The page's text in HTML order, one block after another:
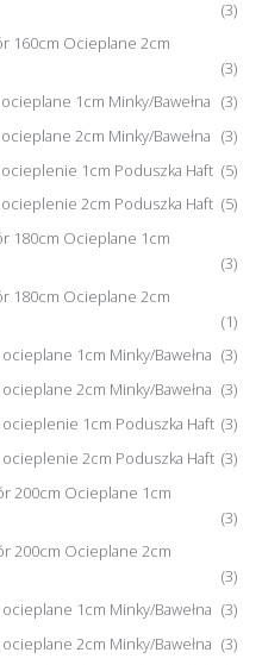
(3)
160cm Ocieplane 2cm
(3)
1cm Minky/Bawełna (3)
2cm Minky/Bawełna (3)
1cm Poduszka Haft (5)
2cm Poduszka Haft (5)
180cm Ocieplane 1cm
(3)
180cm Ocieplane 2cm
(1)
1cm Minky/Bawełna (3)
2cm Minky/Bawełna (3)
1cm Poduszka Haft (3)
2cm Poduszka Haft (3)
200cm Ocieplane 1cm
(3)
200cm Ocieplane 2cm
(3)
1cm Minky/Bawełna (3)
2cm Minky/Bawełna (3)